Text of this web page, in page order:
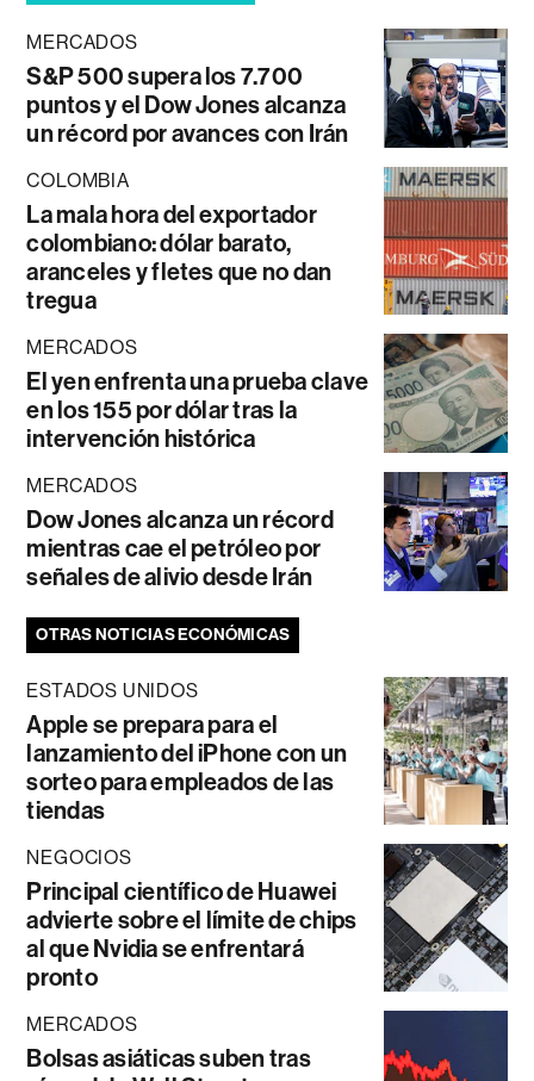
MERCADOS
S&P 500 supera los 7.700
puntos y el Dow Jones alcanza
un récord por avances con Irán
COLOMBIA
La mala hora del exportador
colombiano: dólar barato,
aranceles y fletes que no dan
tregua
MERCADOS
El yen enfrenta una prueba clave
en los 155 por dólar tras la
intervención histórica
MERCADOS
Dow Jones alcanza un récord
mientras cae el petróleo por
señales de alivio desde Irán
OTRAS NOTICIAS ECONÓMICAS
ESTADOS UNIDOS
Apple se prepara para el
lanzamiento del iPhone con un
sorteo para empleados de las
tiendas
NEGOCIOS
Principal científico de Huawei
advierte sobre el límite de chips
al que Nvidia se enfrentará
pronto
MERCADOS
Bolsas asiáticas suben tras